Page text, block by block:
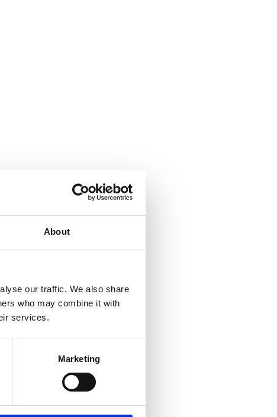
About
our traffic. We also share
who may combine it with
services.
Marketing